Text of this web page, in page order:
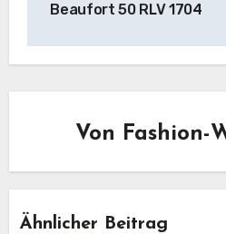
Beaufort 50 RLV 1704
Von Fashion-
Ähnlicher Beitrag